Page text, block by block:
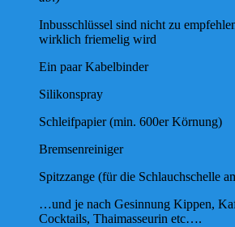
Inbusschlüssel sind nicht zu
wirklich friemelig wird
Ein paar Kabelbinder
Silikonspray
Schleifpapier (min. 600er Körnung)
Bremsenreiniger
Spitzzange (für die Schlauchschelle
…und je nach Gesinnung Kippen,
Cocktails, Thaimasseurin etc….